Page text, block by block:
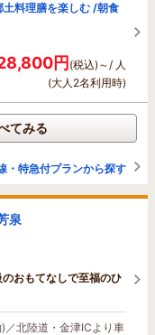
土料理膳を楽しむ /朝食
円(税込)～/ 人
(大人2名利用時)
てみる
・特急付プランから探す
泉
おもてなしで至福のひ
／北陸道・金津ICより車